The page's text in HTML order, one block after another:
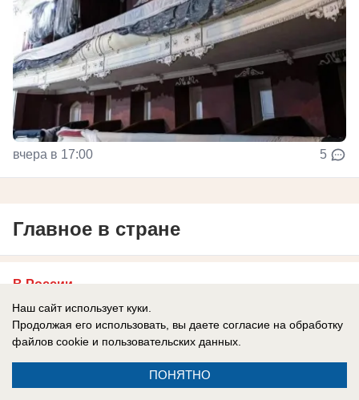
вчера в 17:00 5
Главное в стране
В России
Генералы бегут, армия отступает,
Зеленский врет: ВСУ больше не
испытывают оптимизма
Эксперты отмечают, что боевой дух украинцев
Наш сайт использует куки.
Продолжая его использовать, вы даете согласие на обработку
файлов cookie и пользовательских данных.
ПОНЯТНО